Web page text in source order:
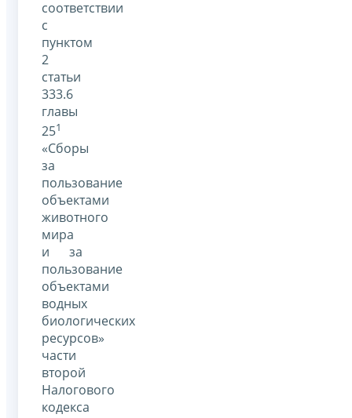
соответствии
с
пунктом
2
статьи
333.6
главы
251
«Сборы
за
пользование
объектами
животного
мира
и за
пользование
объектами
водных
биологических
ресурсов»
части
второй
Налогового
кодекса